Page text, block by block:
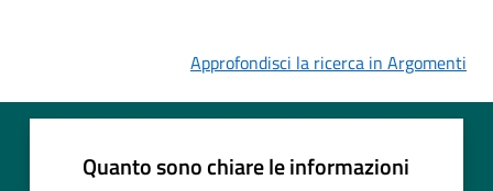
Approfondisci la ricerca in Argomenti
Quanto sono chiare le informazioni